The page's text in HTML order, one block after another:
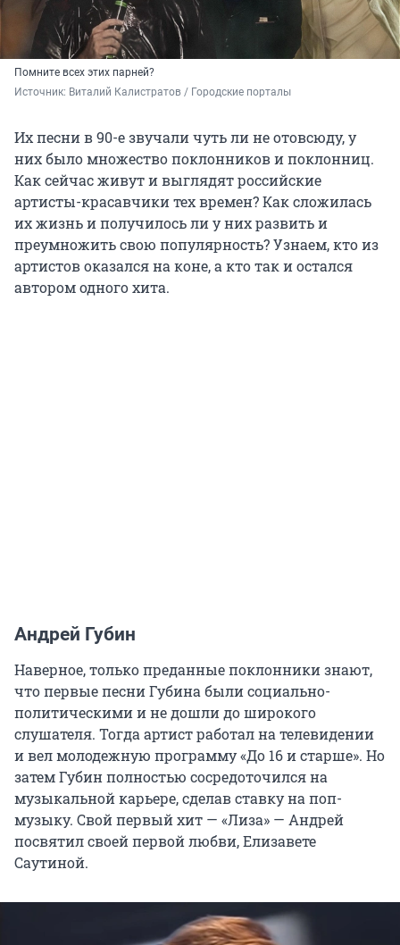
Помните всех этих парней?
Источник: Виталий Калистратов / Городские порталы
Их песни в 90-е звучали чуть ли не отовсюду, у
них было множество поклонников и поклонниц.
Как сейчас живут и выглядят российские
артисты-красавчики тех времен? Как сложилась
их жизнь и получилось ли у них развить и
преумножить свою популярность? Узнаем, кто из
артистов оказался на коне, а кто так и остался
автором одного хита.
Андрей Губин
Наверное, только преданные поклонники знают,
что первые песни Губина были социально-
политическими и не дошли до широкого
слушателя. Тогда артист работал на телевидении
и вел молодежную программу «До 16 и старше». Но
затем Губин полностью сосредоточился на
музыкальной карьере, сделав ставку на поп-
музыку. Свой первый хит — «Лиза» — Андрей
посвятил своей первой любви, Елизавете
Саутиной.